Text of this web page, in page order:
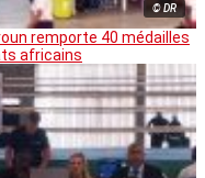
© DR
remporte 40 médailles
africains